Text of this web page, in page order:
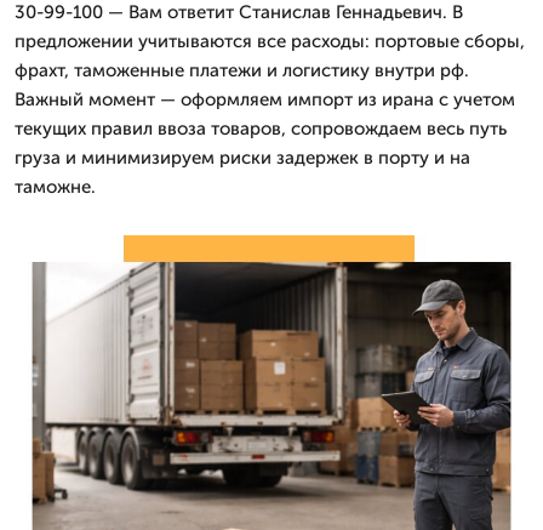
30-99-100 — Вам ответит Станислав Геннадьевич. В
предложении учитываются все расходы: портовые сборы,
фрахт, таможенные платежи и логистику внутри рф.
Важный момент — оформляем импорт из ирана с учетом
текущих правил ввоза товаров, сопровождаем весь путь
груза и минимизируем риски задержек в порту и на
таможне.